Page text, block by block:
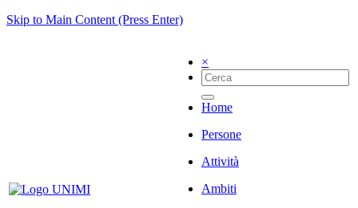
Skip to Main Content (Press Enter)
×
Home
Persone
Attività
Ambiti